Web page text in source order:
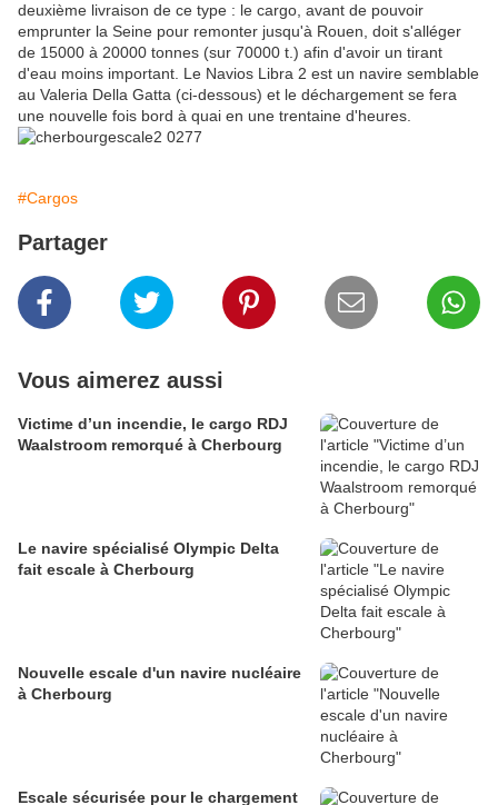
deuxième livraison de ce type : le cargo, avant de pouvoir
emprunter la Seine pour remonter jusqu'à Rouen, doit s'alléger
de 15000 à 20000 tonnes (sur 70000 t.) afin d'avoir un tirant
d'eau moins important. Le Navios Libra 2 est un navire semblable
au Valeria Della Gatta (ci-dessous) et le déchargement se fera
une nouvelle fois bord à quai en une trentaine d'heures.
#Cargos
Partager
Vous aimerez aussi
Victime d’un incendie, le cargo RDJ
Waalstroom remorqué à Cherbourg
Le navire spécialisé Olympic Delta
fait escale à Cherbourg
Nouvelle escale d'un navire nucléaire
à Cherbourg
Escale sécurisée pour le chargement